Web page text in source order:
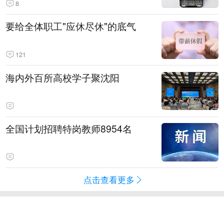
8
要给全体职工"应休尽休"的底气
121
海内外百所高校学子聚沈阳
全国计划招聘特岗教师8954名
点击查看更多